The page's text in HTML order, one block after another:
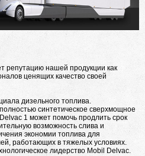
репутацию нашей продукции как
ценящих качество своей
дизельного топлива.
синтетическое сверхмощное
1 может помочь продлить срок
возможность слива и
экономии топлива для
работающих в тяжелых условиях.
лидерство Mobil Delvac.